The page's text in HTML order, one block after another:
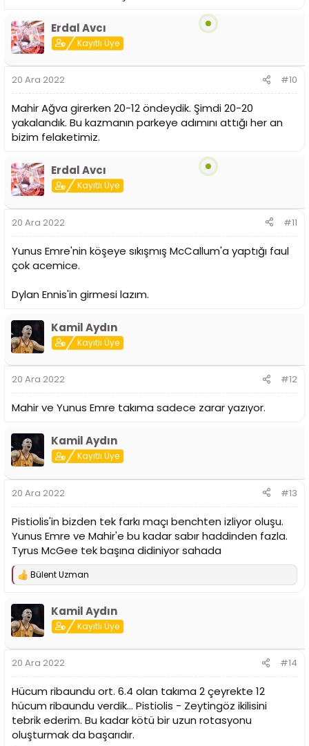
Erdal Avcı
Kayıtlı Üye
20 Ara 2022 #10
Mahir Ağva girerken 20-12 öndeydik. Şimdi 20-20
yakalandık. Bu kazmanın parkeye adımını attığı her an
bizim felaketimiz.
Erdal Avcı
Kayıtlı Üye
20 Ara 2022 #11
Yunus Emre'nin köşeye sıkışmış McCallum'a yaptığı faul
çok acemice.
Dylan Ennis'in girmesi lazım.
Kamil Aydın
Kayıtlı Üye
20 Ara 2022 #12
Mahir ve Yunus Emre takıma sadece zarar yazıyor.
Kamil Aydın
Kayıtlı Üye
20 Ara 2022 #13
Pistiolis'in bizden tek farkı maçı benchten izliyor oluşu.
Yunus Emre ve Mahir'e bu kadar sabır haddinden fazla.
Tyrus McGee tek başına didiniyor sahada
T
i
l
:
Bülent Uzman
Kamil Aydın
Kayıtlı Üye
20 Ara 2022 #14
Hücum ribaundu ort. 6.4 olan takıma 2 çeyrekte 12
hücum ribaundu verdik... Pistiolis - Zeytingöz ikilisini
tebrik ederim. Bu kadar kötü bir uzun rotasyonu
oluşturmak da başarıdır.